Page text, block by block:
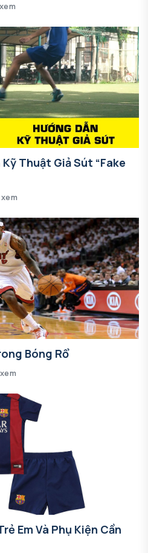
Thuật Giả Sút “Fake
Bóng Rổ
Em Và Phụ Kiện Cần